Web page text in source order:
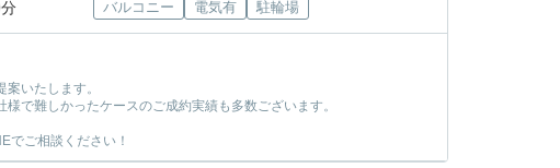
バルコニー
電気有 駐輪場
いたします。
で難しかったケースのご成約実績も多数ございます。
でご相談ください！